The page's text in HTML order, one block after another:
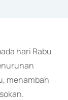
hari Rabu
menambah